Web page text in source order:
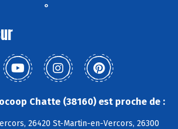
°
Chatte (38160) est proche de :
26420 St-Martin-en-Vercors, 26300